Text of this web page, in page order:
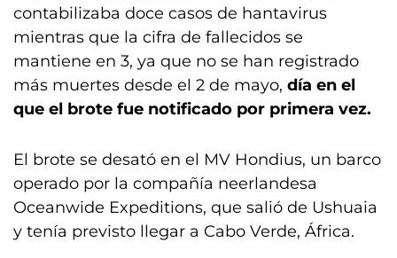
contabilizaba doce casos de hantavirus
mientras que la cifra de fallecidos se
mantiene en 3, ya que no se han registrado
más muertes desde el 2 de mayo, día en el
que el brote fue notificado por primera vez.
El brote se desató en el MV Hondius, un barco
operado por la compañía neerlandesa
Oceanwide Expeditions, que salió de Ushuaia
y tenía previsto llegar a Cabo Verde, África.